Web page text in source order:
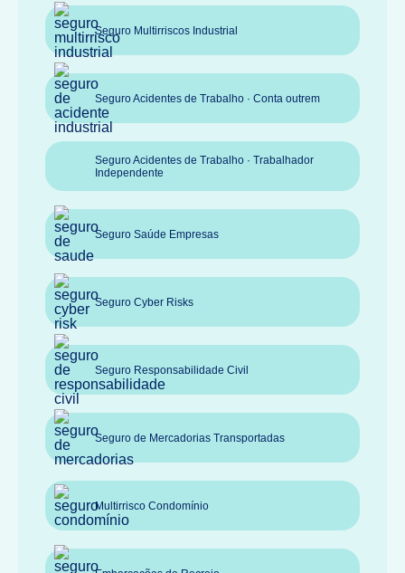
Seguro Multirriscos Industrial
Seguro Acidentes de Trabalho · Conta outrem
Seguro Acidentes de Trabalho · Trabalhador
Independente
Seguro Saúde Empresas
Seguro Cyber Risks
Seguro Responsabilidade Civil
Seguro de Mercadorias Transportadas
Multirrisco Condomínio